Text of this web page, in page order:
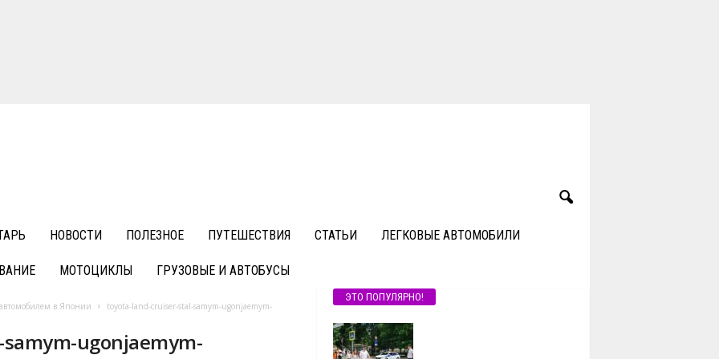
НОВОСТИ ПОЛЕЗНОЕ ПУТЕШЕСТВИЯ СТАТЬИ ЛЕГКОВЫЕ АВТОМОБИЛИ
МОТОЦИКЛЫ ГРУЗОВЫЕ И АВТОБУСЫ
в Японии
toyota-land-cruiser-stal-samym-ugonjaemym-
ugonjaemym-
ЭТО ПОПУЛЯРНО!